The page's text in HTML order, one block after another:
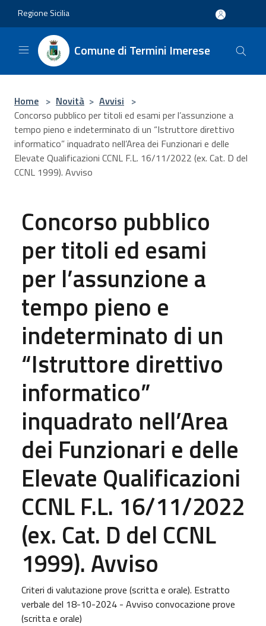
Regione Sicilia
Comune di Termini Imerese
Home > Novità > Avvisi >
Concorso pubblico per titoli ed esami per l’assunzione a
tempo pieno e indeterminato di un “Istruttore direttivo
informatico” inquadrato nell’Area dei Funzionari e delle
Elevate Qualificazioni CCNL F.L. 16/11/2022 (ex. Cat. D del
CCNL 1999). Avviso
Concorso pubblico
per titoli ed esami
per l’assunzione a
tempo pieno e
indeterminato di un
“Istruttore direttivo
informatico”
inquadrato nell’Area
dei Funzionari e delle
Elevate Qualificazioni
CCNL F.L. 16/11/2022
(ex. Cat. D del CCNL
1999). Avviso
Criteri di valutazione prove (scritta e orale). Estratto
verbale del 18-10-2024 - Avviso convocazione prove
(scritta e orale)